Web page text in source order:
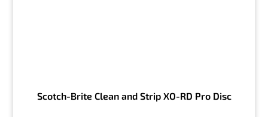
Scotch-Brite Clean and Strip XO-RD Pro Disc